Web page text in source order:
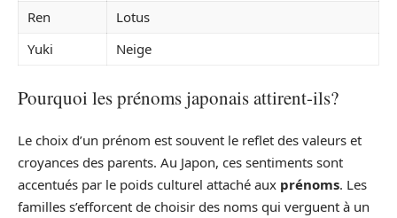
Ren
Lotus
Yuki
Neige
Pourquoi les prénoms japonais attirent-ils?
Le choix d’un prénom est souvent le reflet des valeurs et
croyances des parents. Au Japon, ces sentiments sont
accentués par le poids culturel attaché aux prénoms. Les
familles s’efforcent de choisir des noms qui verguent à un